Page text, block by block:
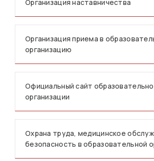
Организация наставничества
Организация приема в
организацию
Официальный сайт
организации
Охрана труда, медицинское
безопасность в образовательной